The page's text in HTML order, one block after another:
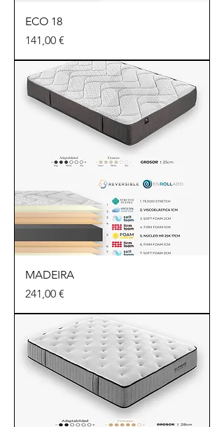
ECO 18
Precio
141,00 €
MADEIRA
Precio
241,00 €